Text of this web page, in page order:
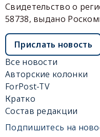
Свидетельство о
58738, выдано
Прислать новость
Все новости
Авторские колонки
ForPost-TV
Кратко
Состав редакции
Подпишитесь на